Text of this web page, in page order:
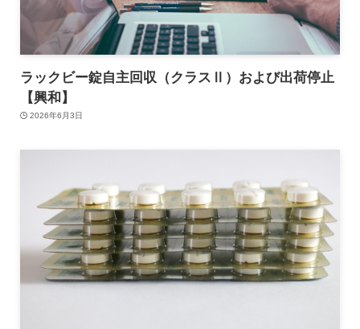
ラックビー錠自主回収（クラスⅡ）および出荷停止
【興和】
2026年6月3日